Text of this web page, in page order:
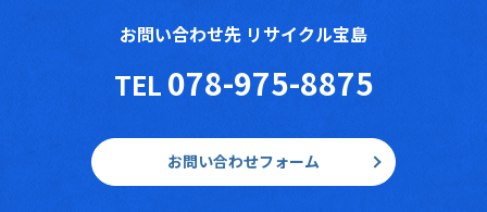
お問い合わせ先 リサイクル宝島
TEL 078-975-8875
お問い合わせフォーム